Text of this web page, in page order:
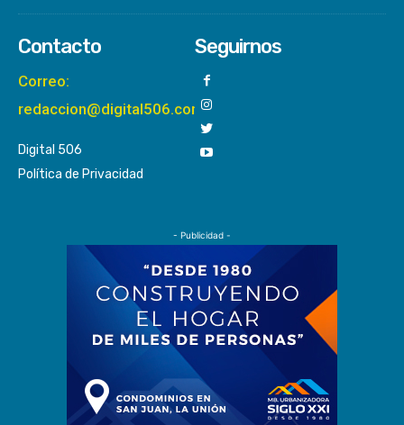
Contacto
Correo:
redaccion@digital506.com
Digital 506
Política de Privacidad
Seguirnos
- Publicidad -